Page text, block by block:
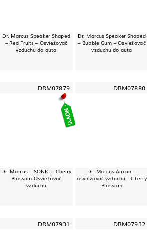
Dr. Marcus Speaker Shaped
– Red Fruits – Osviežovač
vzduchu do auta
Dr. Marcus Speaker Shaped
– Bubble Gum – Osviežovač
vzduchu do auta
DRM07879
Dr. Marcus – SONIC – Cherry
Blossom Osviežovač
vzduchu
DRM07880
Dr. Marcus Aircan –
osviežovač vzduchu – Cherry
Blossom
DRM07931 DRM07932